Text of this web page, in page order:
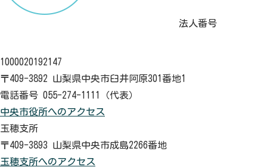
法人番号
1000020192147
〒409-3892 山梨県中央市臼井阿原301番地1
電話番号 055-274-1111（代表）
中央市役所へのアクセス
玉穂支所
〒409-3893 山梨県中央市成島2266番地
玉穂支所へのアクセス